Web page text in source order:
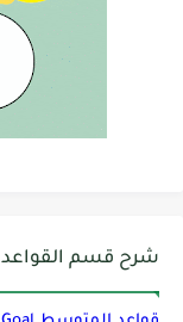
شرح قسم القواعد